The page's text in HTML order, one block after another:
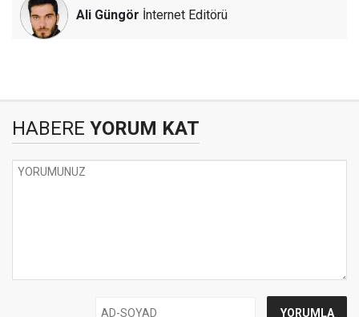
Ali Güngör İnternet Editörü
HABERE YORUM KAT